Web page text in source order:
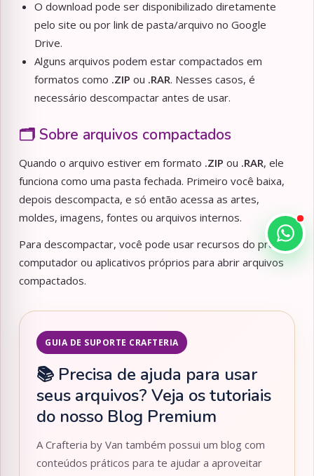
O download pode ser disponibilizado diretamente
pelo site ou por link de pasta/arquivo no Google
Drive.
Alguns arquivos podem estar compactados em
formatos como .ZIP ou .RAR. Nesses casos, é
necessário descompactar antes de usar.
🗂️ Sobre arquivos compactados
Quando o arquivo estiver em formato .ZIP ou .RAR, ele
funciona como uma pasta fechada. Primeiro você baixa,
depois descompacta, e só então acessa as artes,
moldes, imagens, fontes ou arquivos internos.
Para descompactar, você pode usar recursos do próprio
computador ou aplicativos próprios para abrir arquivos
compactados.
GUIA DE SUPORTE CRAFTERIA
📚 Precisa de ajuda para usar
seus arquivos? Veja os tutoriais
do nosso Blog Premium
A Crafteria by Van também possui um blog com
conteúdos práticos para te ajudar a aproveitar